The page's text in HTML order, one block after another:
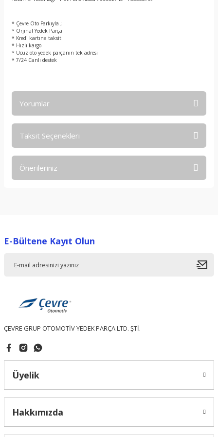
* Çevre Oto Farkıyla ;
* Orjinal Yedek Parça
* Kredi kartına taksit
* Hızlı kargo
* Ucuz oto yedek parçanın tek adresi
* 7/24 Canlı destek
Yorumlar
Taksit Seçenekleri
Önerileriniz
Ürün resmi kalitesiz, bozuk veya görüntülenemiyor.
Bu ürüne benzer farklı alternatifler olmalı.
Gönder
E-Bültene Kayıt Olun
ÇEVRE GRUP OTOMOTİV YEDEK PARÇA LTD. ŞTİ.
Üyelik
Hakkımızda